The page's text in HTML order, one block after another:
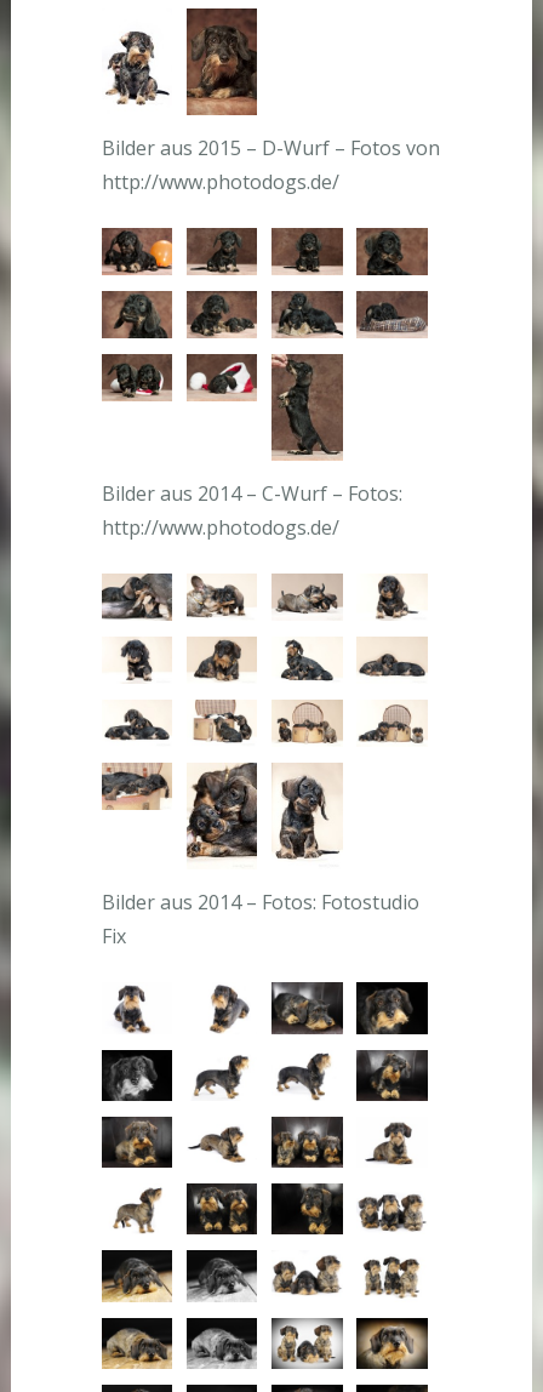
Bilder aus 2015 – D-Wurf – Fotos von
http://www.photodogs.de/
Bilder aus 2014 – C-Wurf – Fotos:
http://www.photodogs.de/
Bilder aus 2014 – Fotos: Fotostudio
Fix